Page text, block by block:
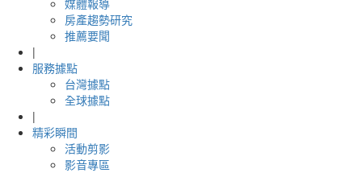
媒體報導
房產趨勢研究
推薦要聞
|
服務據點
台灣據點
全球據點
|
精彩瞬間
活動剪影
影音專區